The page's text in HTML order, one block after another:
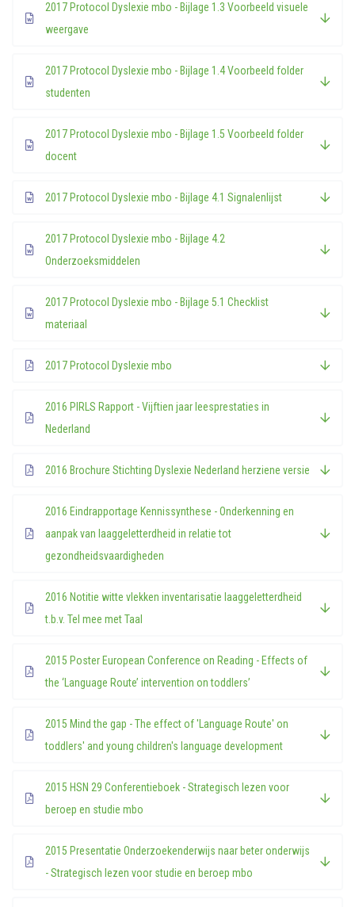
2017 Protocol Dyslexie mbo - Bijlage 1.3 Voorbeeld visuele
weergave
2017 Protocol Dyslexie mbo - Bijlage 1.4 Voorbeeld folder
studenten
2017 Protocol Dyslexie mbo - Bijlage 1.5 Voorbeeld folder
docent
2017 Protocol Dyslexie mbo - Bijlage 4.1 Signalenlijst
2017 Protocol Dyslexie mbo - Bijlage 4.2
Onderzoeksmiddelen
2017 Protocol Dyslexie mbo - Bijlage 5.1 Checklist
materiaal
2017 Protocol Dyslexie mbo
2016 PIRLS Rapport - Vijftien jaar leesprestaties in
Nederland
2016 Brochure Stichting Dyslexie Nederland herziene versie
2016 Eindrapportage Kennissynthese - Onderkenning en
aanpak van laaggeletterdheid in relatie tot
gezondheidsvaardigheden
2016 Notitie witte vlekken inventarisatie laaggeletterdheid
t.b.v. Tel mee met Taal
2015 Poster European Conference on Reading - Effects of
the ‘Language Route’ intervention on toddlers’
2015 Mind the gap - The effect of 'Language Route' on
toddlers' and young children's language development
2015 HSN 29 Conferentieboek - Strategisch lezen voor
beroep en studie mbo
2015 Presentatie Onderzoekenderwijs naar beter onderwijs
- Strategisch lezen voor studie en beroep mbo